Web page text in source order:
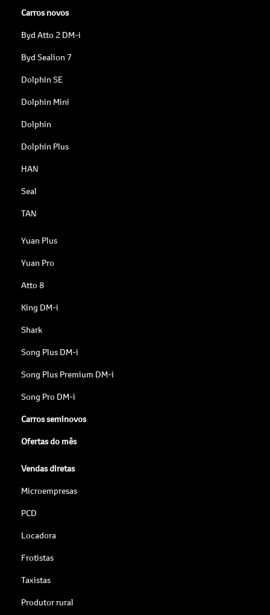
Carros novos
Byd Atto 2 DM-i
Byd Sealion 7
Dolphin SE
Dolphin Mini
Dolphin
Dolphin Plus
HAN
Seal
TAN
Yuan Plus
Yuan Pro
Atto 8
King DM-i
Shark
Song Plus DM-i
Song Plus Premium DM-i
Song Pro DM-i
Carros seminovos
Ofertas do mês
Vendas diretas
Microempresas
PCD
Locadora
Frotistas
Taxistas
Produtor rural